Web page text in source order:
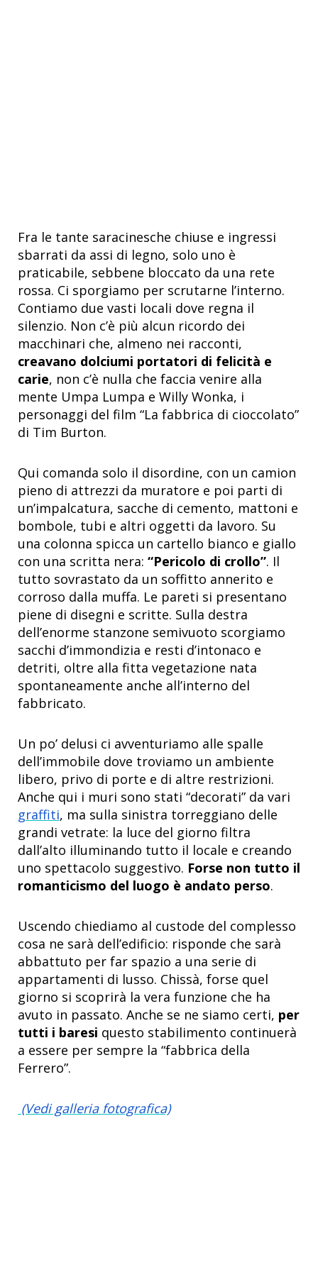
Fra le tante saracinesche chiuse e ingressi
sbarrati da assi di legno, solo uno è
praticabile, sebbene bloccato da una rete
rossa. Ci sporgiamo per scrutarne l’interno.
Contiamo due vasti locali dove regna il
silenzio. Non c’è più alcun ricordo dei
macchinari che, almeno nei racconti,
creavano dolciumi portatori di felicità e
carie, non c’è nulla che faccia venire alla
mente Umpa Lumpa e Willy Wonka, i
personaggi del film “La fabbrica di cioccolato”
di Tim Burton.
Qui comanda solo il disordine, con un camion
pieno di attrezzi da muratore e poi parti di
un’impalcatura, sacche di cemento, mattoni e
bombole, tubi e altri oggetti da lavoro. Su
una colonna spicca un cartello bianco e giallo
con una scritta nera: “Pericolo di crollo”. Il
tutto sovrastato da un soffitto annerito e
corroso dalla muffa. Le pareti si presentano
piene di disegni e scritte. Sulla destra
dell’enorme stanzone semivuoto scorgiamo
sacchi d’immondizia e resti d’intonaco e
detriti, oltre alla fitta vegetazione nata
spontaneamente anche all’interno del
fabbricato.
Un po’ delusi ci avventuriamo alle spalle
dell’immobile dove troviamo un ambiente
libero, privo di porte e di altre restrizioni.
Anche qui i muri sono stati “decorati” da vari
graffiti, ma sulla sinistra torreggiano delle
grandi vetrate: la luce del giorno filtra
dall’alto illuminando tutto il locale e creando
uno spettacolo suggestivo. Forse non tutto il
romanticismo del luogo è andato perso.
Uscendo chiediamo al custode del complesso
cosa ne sarà dell’edificio: risponde che sarà
abbattuto per far spazio a una serie di
appartamenti di lusso. Chissà, forse quel
giorno si scoprirà la vera funzione che ha
avuto in passato. Anche se ne siamo certi, per
tutti i baresi questo stabilimento continuerà
a essere per sempre la “fabbrica della
Ferrero”.
(Vedi galleria fotografica)